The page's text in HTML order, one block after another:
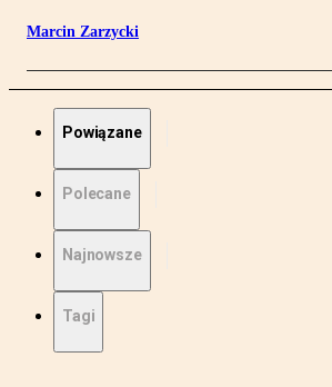
Marcin Zarzycki
Powiązane
Polecane
Najnowsze
Tagi